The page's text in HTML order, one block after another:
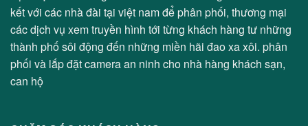
kết với các nhà đài tại việt nam để phân phối, thương mại
các dịch vụ xem truyền hình tới từng khách hàng tư những
thành phố sôi động đến những miền hãi đao xa xôi. phân
phối và lắp đặt camera an ninh cho nhà hàng khách sạn,
can hộ